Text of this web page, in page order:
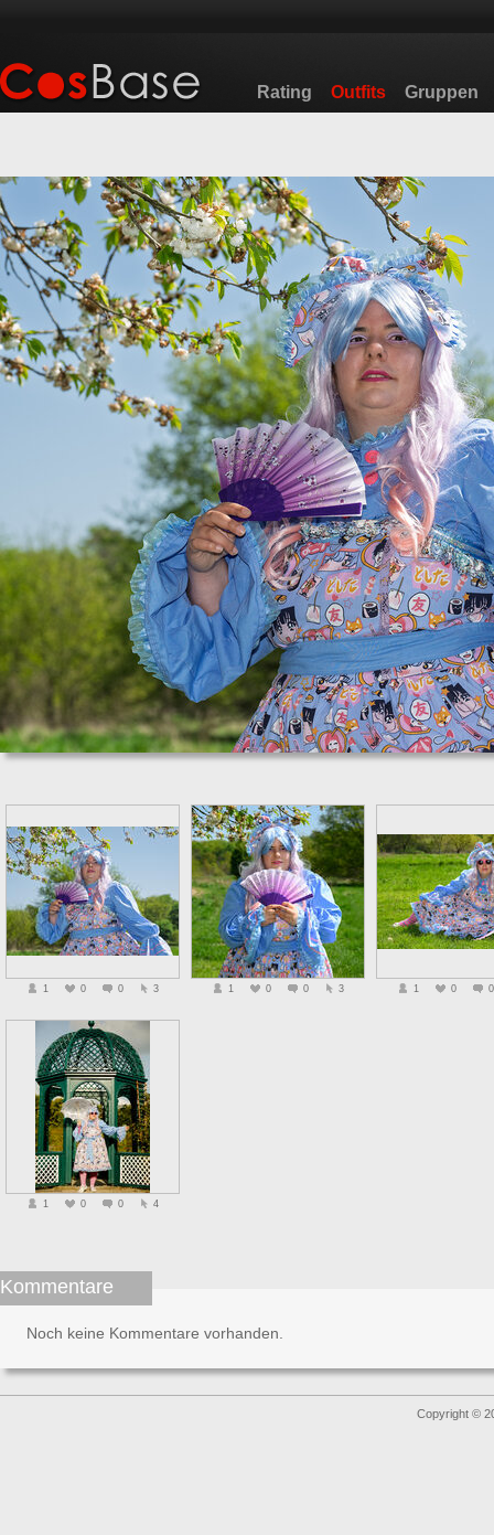
Rating Outfits Gruppen
1 0 0 3 1 0 0 3 1 0 0
1 0 0 4
Kommentare
Noch keine Kommentare vorhanden.
Copyright ©